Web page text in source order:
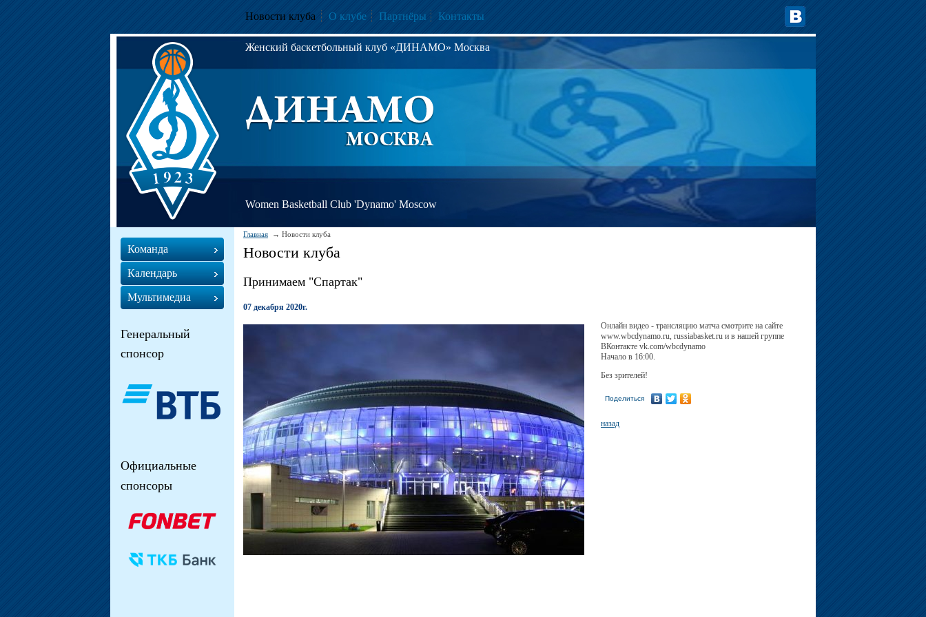
Новости клуба О клубе Партнёры Контакты
Женский баскетбольный клуб «ДИНАМО» Москва
Women Basketball Club 'Dynamo' Moscow
Главная Новости клуба
Новости клуба
Принимаем "Спартак"
07 декабря 2020г.
Онлайн видео - трансляцию матча смотрите на сайте
www.wbcdynamo.ru, russiabasket.ru и в нашей группе
ВКонтакте vk.com/wbcdynamo
Начало в 16:00.
Без зрителей!
Поделиться
назад
Команда
Календарь
Мультимедиа
Генеральный
спонсор
Официальные
спонсоры